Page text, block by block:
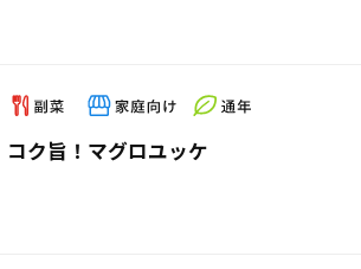
コク旨！マグロユッケ